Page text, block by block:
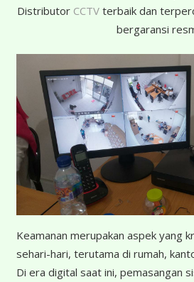
Distributor CCTVterbaik dan
bergaransi
Keamanan merupakan aspek yang
sehari-hari, terutama di rumah,
Di era digital saat ini, pemasangan